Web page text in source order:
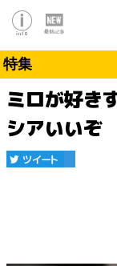
特集
ミロが好き
シアいいぞ